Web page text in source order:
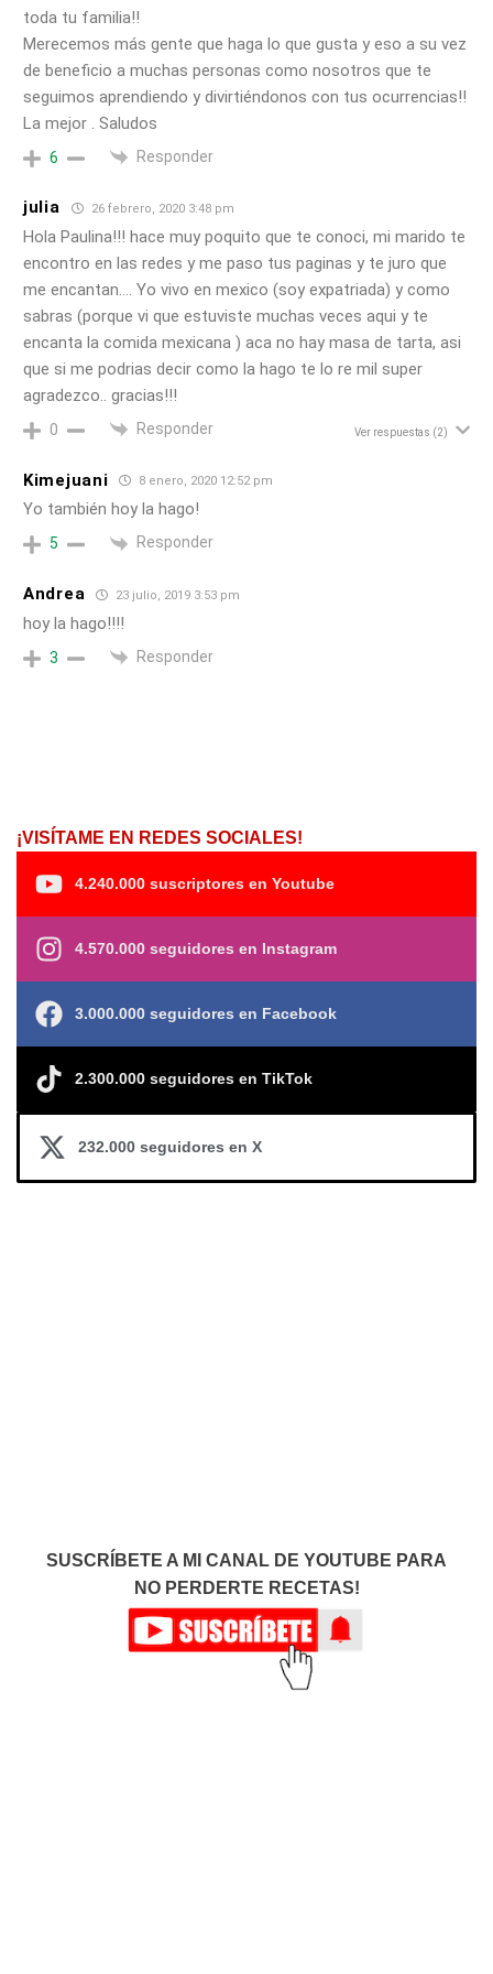
toda tu familia!!
Merecemos más gente que haga lo que gusta y eso a su vez
de beneficio a muchas personas como nosotros que te
seguimos aprendiendo y divirtiéndonos con tus ocurrencias!!
La mejor . Saludos
6 Responder
julia 26 febrero, 2020 3:48 pm
Hola Paulina!!! hace muy poquito que te conoci, mi marido te
encontro en las redes y me paso tus paginas y te juro que
me encantan…. Yo vivo en mexico (soy expatriada) y como
sabras (porque vi que estuviste muchas veces aqui y te
encanta la comida mexicana ) aca no hay masa de tarta, asi
que si me podrias decir como la hago te lo re mil super
agradezco.. gracias!!!
0 Responder Ver respuestas (2)
Kimejuani 8 enero, 2020 12:52 pm
Yo también hoy la hago!
5 Responder
Andrea 23 julio, 2019 3:53 pm
hoy la hago!!!!
3 Responder
¡VISÍTAME EN REDES SOCIALES!
4.240.000 suscriptores en Youtube
4.570.000 seguidores en Instagram
3.000.000 seguidores en Facebook
2.300.000 seguidores en TikTok
232.000 seguidores en X
SUSCRÍBETE A MI CANAL DE YOUTUBE PARA
NO PERDERTE RECETAS!